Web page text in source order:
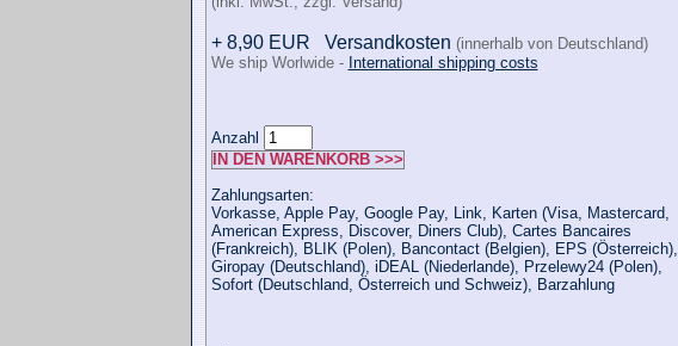
+ 8,90 EUR Versandkosten (innerhalb von Deutschland)
We ship Worlwide - International shipping costs
Anzahl
IN DEN WARENKORB >>>
Zahlungsarten:
Vorkasse, Apple Pay, Google Pay, Link, Karten (Visa, Mastercard,
American Express, Discover, Diners Club), Cartes Bancaires
(Frankreich), BLIK (Polen), Bancontact (Belgien), EPS (Österreich),
Giropay (Deutschland), iDEAL (Niederlande), Przelewy24 (Polen),
Sofort (Deutschland, Österreich und Schweiz), Barzahlung